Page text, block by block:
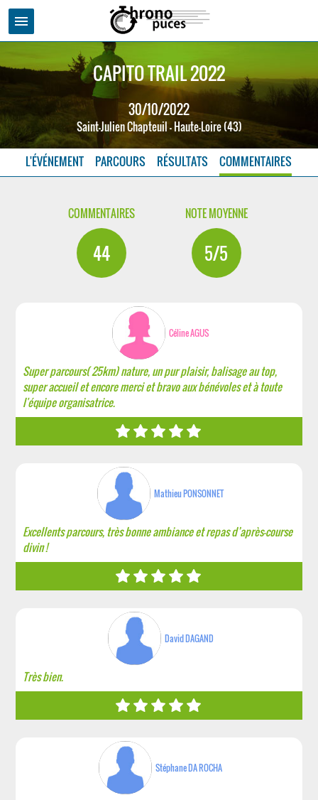
menu
CAPITO TRAIL 2022
30/10/2022
Saint-Julien Chapteuil - Haute-Loire (43)
L'ÉVÉNEMENT PARCOURS RÉSULTATS COMMENTAIRES
COMMENTAIRES
44
NOTE MOYENNE
5/5
Céline AGUS
Super parcours( 25km) nature, un pur plaisir, balisage au top,
super accueil et encore merci et bravo aux bénévoles et à toute
l'équipe organisatrice.
Mathieu PONSONNET
Excellents parcours, très bonne ambiance et repas d’après-course
divin !
David DAGAND
Très bien.
Stéphane DA ROCHA